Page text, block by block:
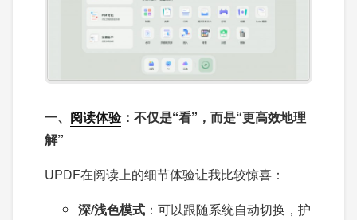
一、 阅读体验：不仅是“看”，而是“更高效地理
解”
UPDF在阅读上的细节体验让我比较惊喜：
深/浅色模式 ：可以跟随系统自动切换，护